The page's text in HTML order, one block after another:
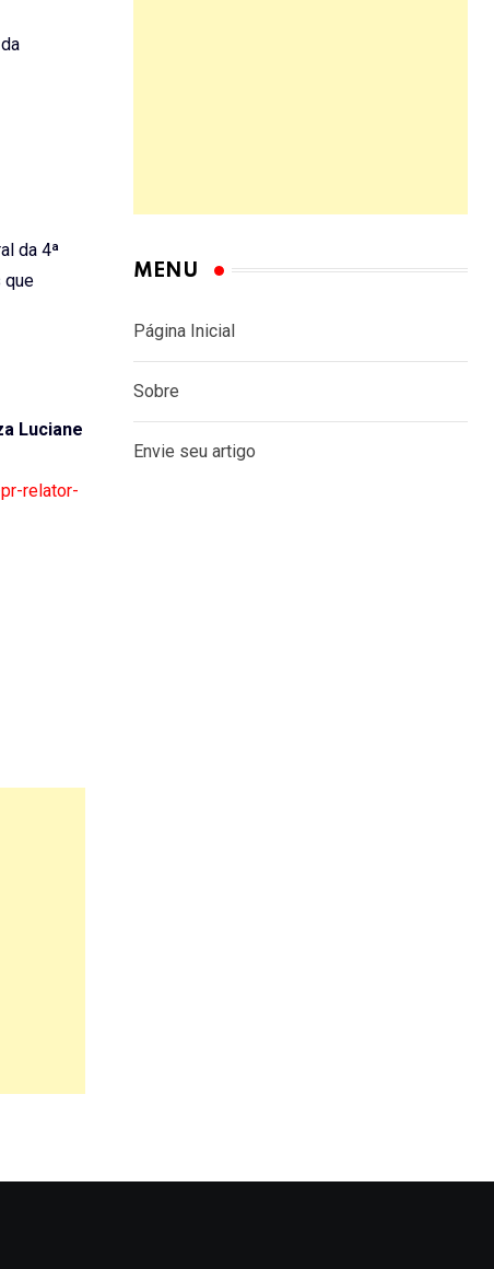
da 4ª
que
Luciane
relator-
MENU
Página Inicial
Sobre
Envie seu artigo